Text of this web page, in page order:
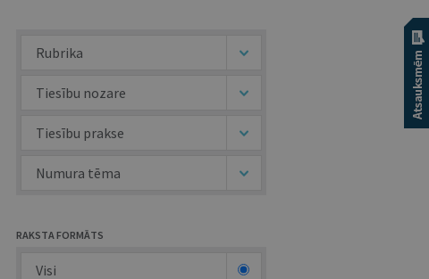
Rubrika
Tiesību nozare
Tiesību prakse
Numura tēma
RAKSTA FORMĀTS
Visi